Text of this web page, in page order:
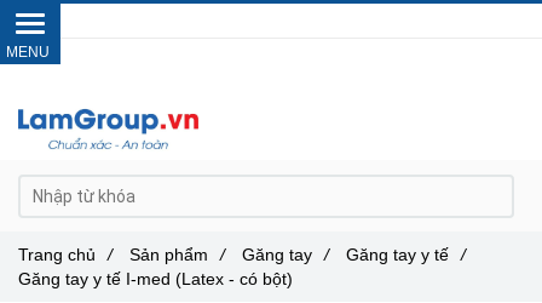
Trang chủ / Sản phẩm / Găng tay / Găng tay y tế
/
Găng tay y tế I-med (Latex - có bột)